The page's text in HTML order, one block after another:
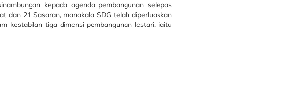
kepada agenda pembangunan selepas
dan 21 Sasaran, manakala SDG telah diperluaskan
kestabilan tiga dimensi pembangunan lestari, iaitu